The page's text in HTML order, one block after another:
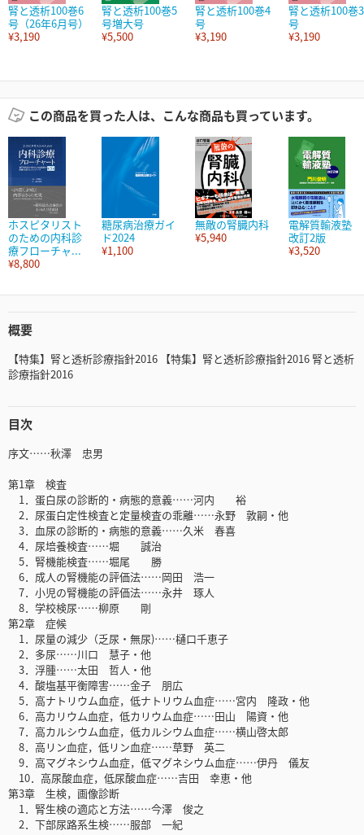
腎と透析100巻6
号（26年6月号）
¥3,190
腎と透析100巻5
号増大号
¥5,500
腎と透析100巻4
号
¥3,190
腎と透析100巻3
号
¥3,190
この商品を買った人は、こんな商品も買っています。
ホスピタリスト
のための内科診
療フローチャ...
¥8,800
糖尿病治療ガイ
ド2024
¥1,100
無敵の腎臓内科
¥5,940
電解質輸液塾
改訂2版
¥3,520
概要
【特集】腎と透析診療指針2016 【特集】腎と透析診療指針2016 腎と透析
診療指針2016
目次
序文……秋澤 忠男
第1章 検査
1．蛋白尿の診断的・病態的意義……河内 裕
2．尿蛋白定性検査と定量検査の乖離……永野 敦嗣・他
3．血尿の診断的・病態的意義……久米 春喜
4．尿培養検査……堀 誠治
5．腎機能検査……堀尾 勝
6．成人の腎機能の評価法……岡田 浩一
7．小児の腎機能の評価法……永井 琢人
8．学校検尿……柳原 剛
第2章 症候
1．尿量の減少（乏尿・無尿)……樋口千恵子
2．多尿……川口 慧子・他
3．浮腫……太田 哲人・他
4．酸塩基平衡障害……金子 朋広
5．高ナトリウム血症，低ナトリウム血症……宮内 隆政・他
6．高カリウム血症，低カリウム血症……田山 陽資・他
7．高カルシウム血症，低カルシウム血症……横山啓太郎
8．高リン血症，低リン血症……草野 英二
9．高マグネシウム血症，低マグネシウム血症……伊丹 儀友
10．高尿酸血症，低尿酸血症……吉田 幸恵・他
第3章 生検，画像診断
1．腎生検の適応と方法……今澤 俊之
2．下部尿路系生検……服部 一紀